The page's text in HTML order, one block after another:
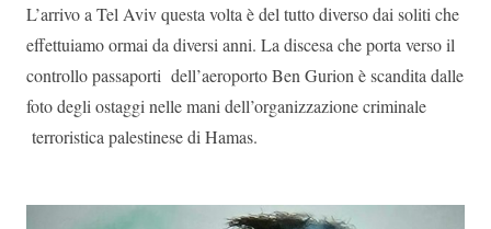
L’arrivo a Tel Aviv questa volta è del tutto diverso dai soliti che
effettuiamo ormai da diversi anni. La discesa che porta verso il
controllo passaporti dell’aeroporto Ben Gurion è scandita dalle
foto degli ostaggi nelle mani dell’organizzazione criminale
terroristica palestinese di Hamas.